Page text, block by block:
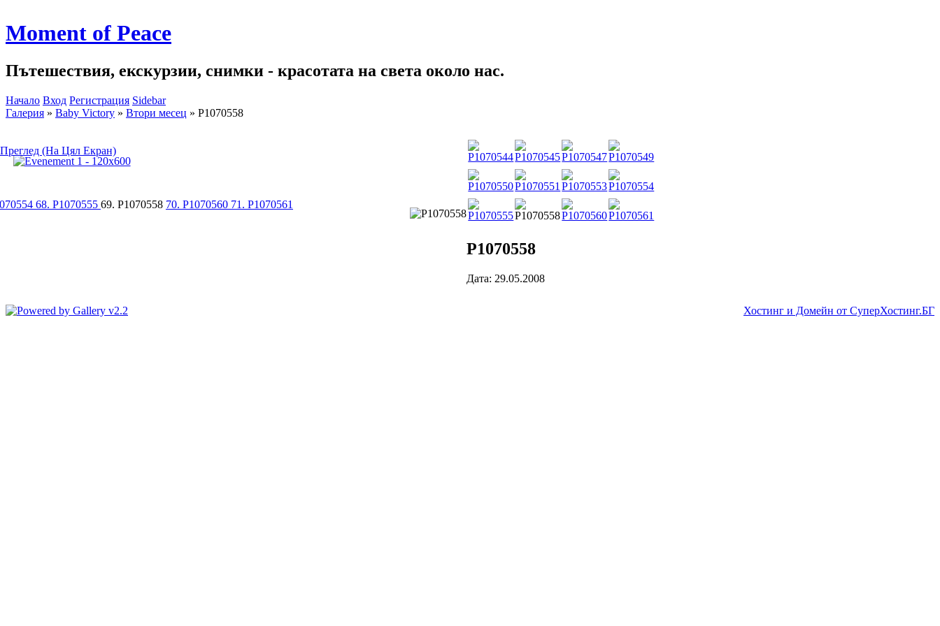
Moment of Peace
Пътешествия, екскурзии, снимки - красотата на света около нас.
Начало Вход Регистрация Sidebar
Галерия » Baby Victory » Втори месец » P1070558
P1070558
Дата: 29.05.2008
Преглед (На Цял Екран)
68. P1070555 69. P1070558 70. P1070560 71. P1070561
Хостинг и Домейн от СуперХостинг.БГ